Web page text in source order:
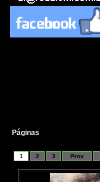
Páginas
1 2 3 Prox